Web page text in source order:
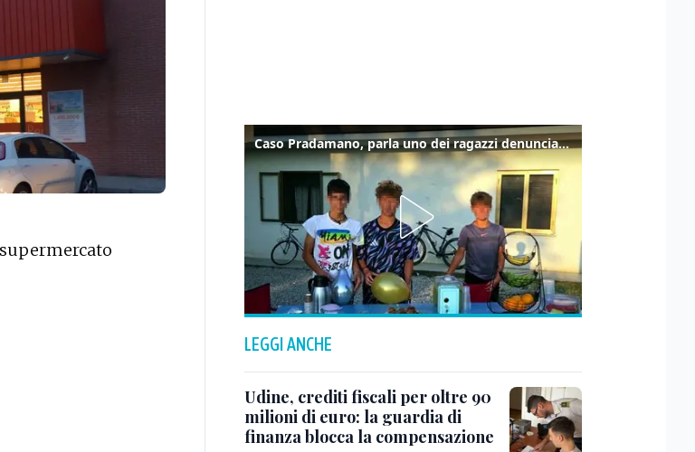
Caso Pradamano, parla uno dei ragazzi denunciati per la limonata: "Volevo anche aiutare i miei"
LEGGI ANCHE
Udine, crediti fiscali per oltre 90
milioni di euro: la guardia di
finanza blocca la compensazione